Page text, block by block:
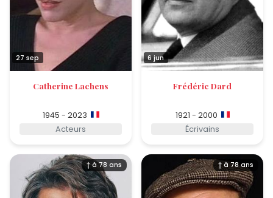
27 sep
Catherine Lachens
1945 - 2023
Acteurs
6 jun
Frédéric Dard
1921 - 2000
Écrivains
† à 78 ans † à 78 ans